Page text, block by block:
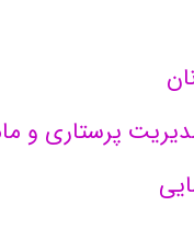
پرستاری و